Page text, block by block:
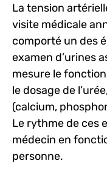
La tension
visite médicale
comporté un des
examen d’urines
mesure le
le dosage de
(calcium,
Le rythme de ces
médecin en
personne.